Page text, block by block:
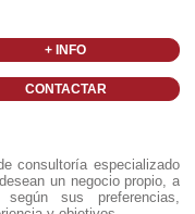
+ INFO
CONTACTAR
consultoría especializado
un negocio propio, a
sus preferencias,